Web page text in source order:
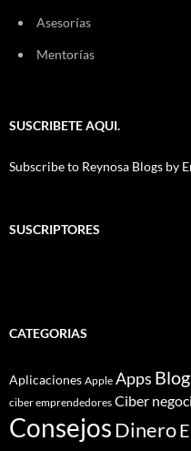
Asesorías
Mentorías
SUSCRIBETE AQUI.
Subscribe to Reynosa Blogs by
SUSCRIPTORES
CATEGORIAS
Aplicaciones Apple Apps
ciber emprendedores Ciber
ConsejosDinero